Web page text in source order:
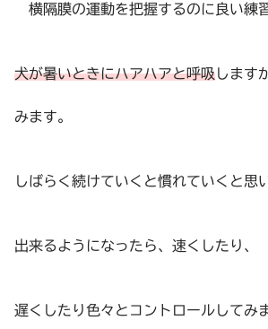
横隔膜の運動を把握するのに良い練
犬が暑いときにハアハアと呼吸します
みます。
しばらく続けていくと慣れていくと思
出来るようになったら、速くしたり、
遅くしたり色々とコントロールしてみ